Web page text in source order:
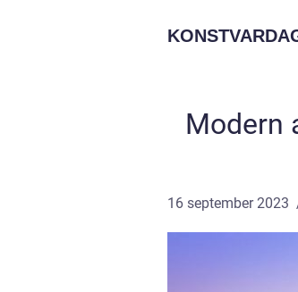
Modern
16 september 2023